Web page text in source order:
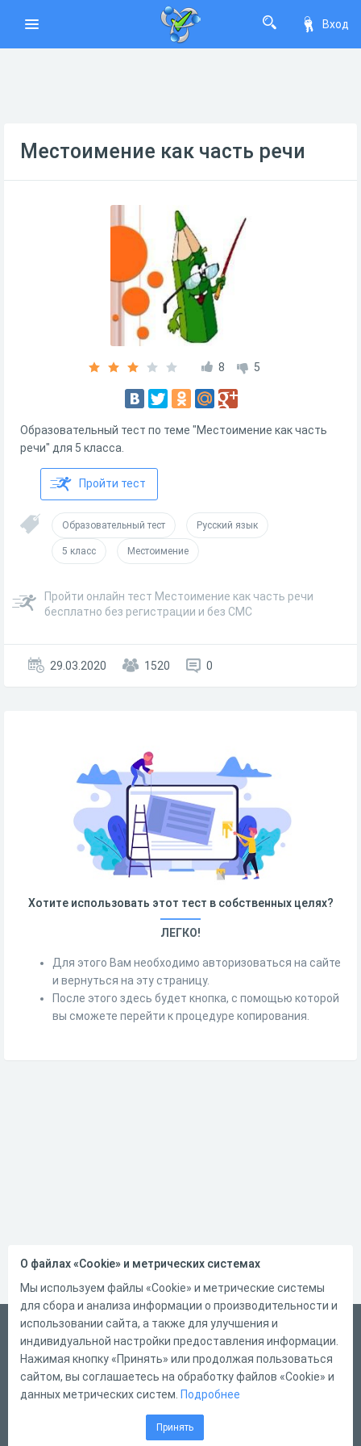
Вход
Местоимение как часть речи
8 5
Образовательный тест по теме "Местоимение как часть
речи" для 5 класса.
Пройти тест
Образовательный тест Русский язык
5 класс Местоимение
Пройти онлайн тест Местоимение как часть речи
бесплатно без регистрации и без СМС
29.03.2020 1520 0
Хотите использовать этот тест в собственных целях?
ЛЕГКО!
Для этого Вам необходимо авторизоваться на сайте
и вернуться на эту страницу.
После этого здесь будет кнопка, с помощью которой
вы сможете перейти к процедуре копирования.
Русский
Справка
Форма обратной связи
О файлах «Cookie» и метрических системах
Мы используем файлы «Cookie» и метрические системы
для сбора и анализа информации о производительности и
использовании сайта, а также для улучшения и
индивидуальной настройки предоставления информации.
Нажимая кнопку «Принять» или продолжая пользоваться
сайтом, вы соглашаетесь на обработку файлов «Cookie» и
данных метрических систем. Подробнее
Принять